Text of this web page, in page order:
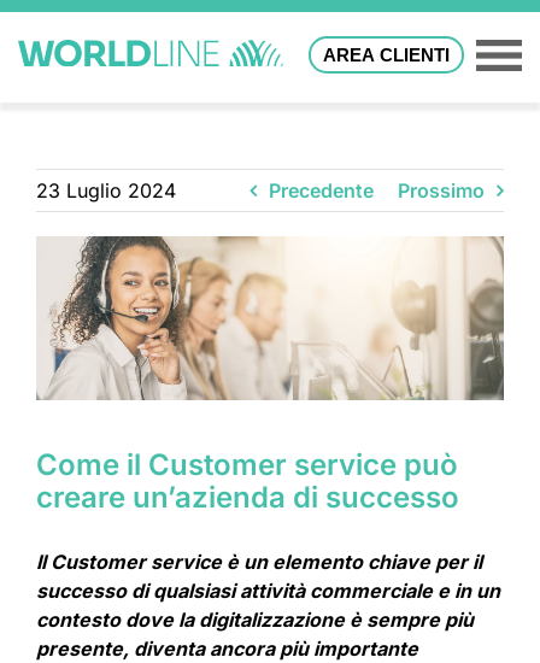
AREA CLIENTI
23 Luglio 2024 Precedente Prossimo
Come il Customer service può
creare un’azienda di successo
Il Customer service è un elemento chiave per il
successo di qualsiasi attività commerciale e in un
contesto dove la digitalizzazione è sempre più
presente, diventa ancora più importante